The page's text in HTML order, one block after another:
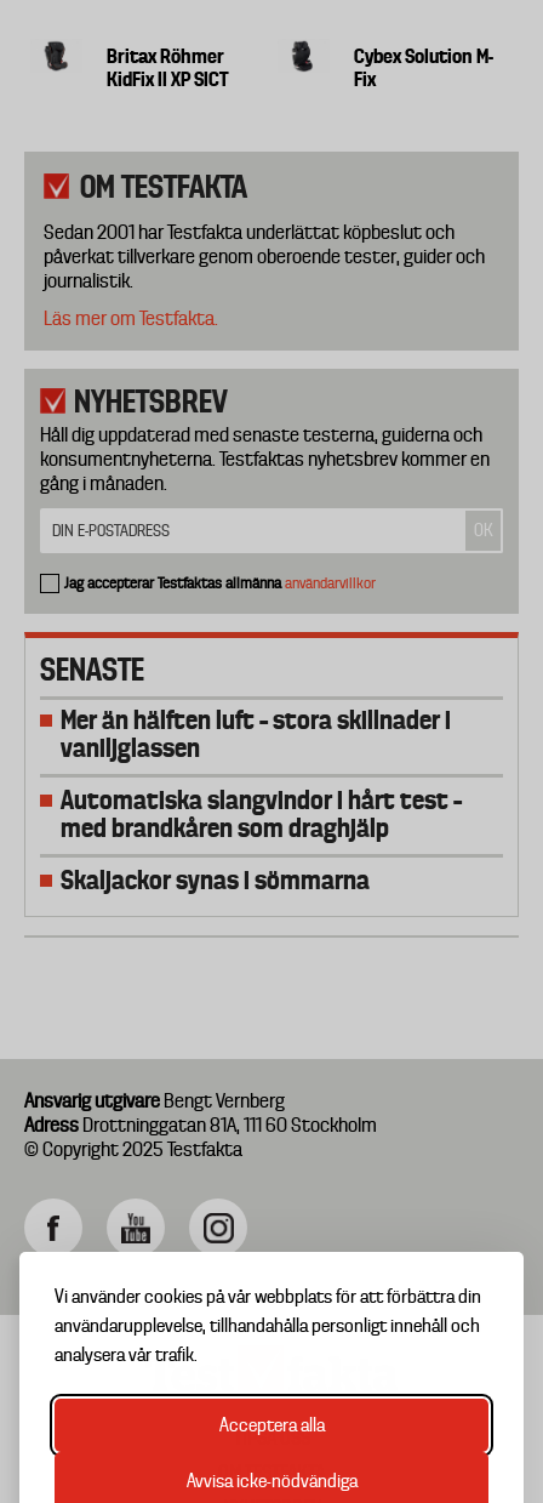
Vi använder cookies på vår webbplats för att förbättra din
användarupplevelse, tillhandahålla personligt innehåll och
analysera vår trafik.
Acceptera alla
Avvisa icke-nödvändiga
Britax Röhmer
KidFix II XP SICT
Cybex Solution M-
Fix
OM TESTFAKTA
Sedan 2001 har Testfakta underlättat köpbeslut och
påverkat tillverkare genom oberoende tester, guider och
journalistik.
Läs mer om Testfakta.
NYHETSBREV
Håll dig uppdaterad med senaste testerna, guiderna och
konsumentnyheterna. Testfaktas nyhetsbrev kommer en
gång i månaden.
Jag accepterar Testfaktas allmännaanvändarvillkor
SENASTE
Mer än hälften luft – stora skillnader i
vaniljglassen
Automatiska slangvindor i hårt test –
med brandkåren som draghjälp
Skaljackor synas i sömmarna
Ansvarig utgivare Bengt Vernberg
Adress Drottninggatan 81A, 111 60 Stockholm
© Copyright 2025 Testfakta
Footer
TIPSA OSS
OM TESTFAKTA